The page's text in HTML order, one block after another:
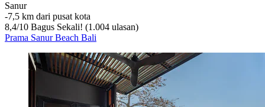
Sanur
‐7,5 km dari pusat kota
8,4/10 Bagus Sekali! (1.004 ulasan)
Prama Sanur Beach Bali